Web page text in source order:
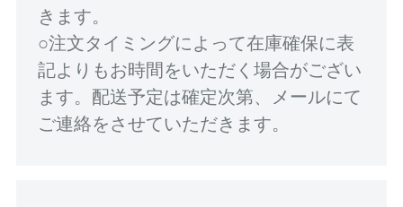
きます。
○注文タイミングによって在庫確保に表
記よりもお時間をいただく場合がござい
ます。配送予定は確定次第、メールにて
ご連絡をさせていただきます。